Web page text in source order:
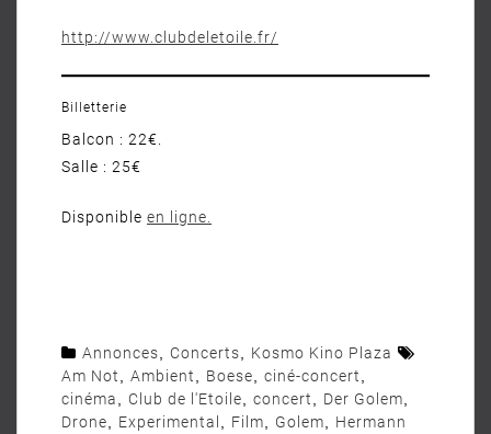
http://www.clubdeletoile.fr/
Billetterie
Balcon : 22€.
Salle : 25€
Disponible en ligne
Annonces Concerts
Kosmo Kino Plaza
Am Not
Ambient Boese ciné-concert
cinéma
Club de l'Etoile concert Der Golem
Drone
Experimental Film Golem
Hermann